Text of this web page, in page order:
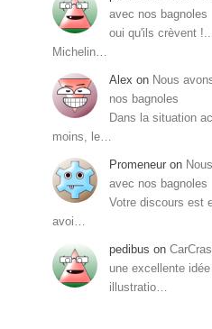
avec nos bagnoles
oui qu'ils crèvent
Michelin…
Alex on Nous
nos bagnoles
Dans la situation
moins, le…
Promeneur on
avec nos bagnoles
Votre discours est
avoi…
pedibus on
une excellente
illustratio…